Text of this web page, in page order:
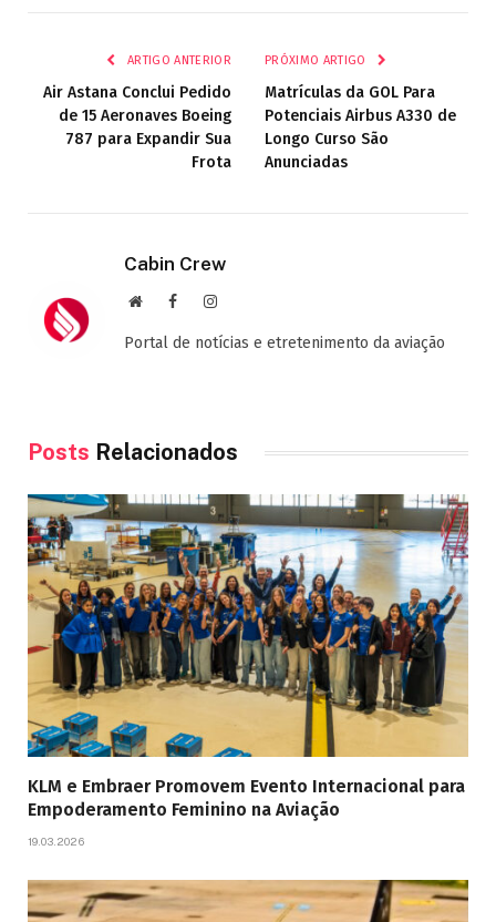
ARTIGO ANTERIOR
Air Astana Conclui Pedido
de 15 Aeronaves Boeing
787 para Expandir Sua
Frota
PRÓXIMO ARTIGO
Matrículas da GOL Para
Potenciais Airbus A330 de
Longo Curso São
Anunciadas
Cabin Crew
Site FacebookInstagram
Portal de notícias e etretenimento da aviação
Posts Relacionados
KLM e Embraer Promovem Evento Internacional para
Empoderamento Feminino na Aviação
19.03.2026